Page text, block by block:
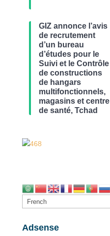
GIZ annonce l’avis
de recrutement
d’un bureau
d’études pour le
Suivi et le Contrôle
de constructions
de hangars
multifonctionnels,
magasins et centre
de santé, Tchad
Adsense